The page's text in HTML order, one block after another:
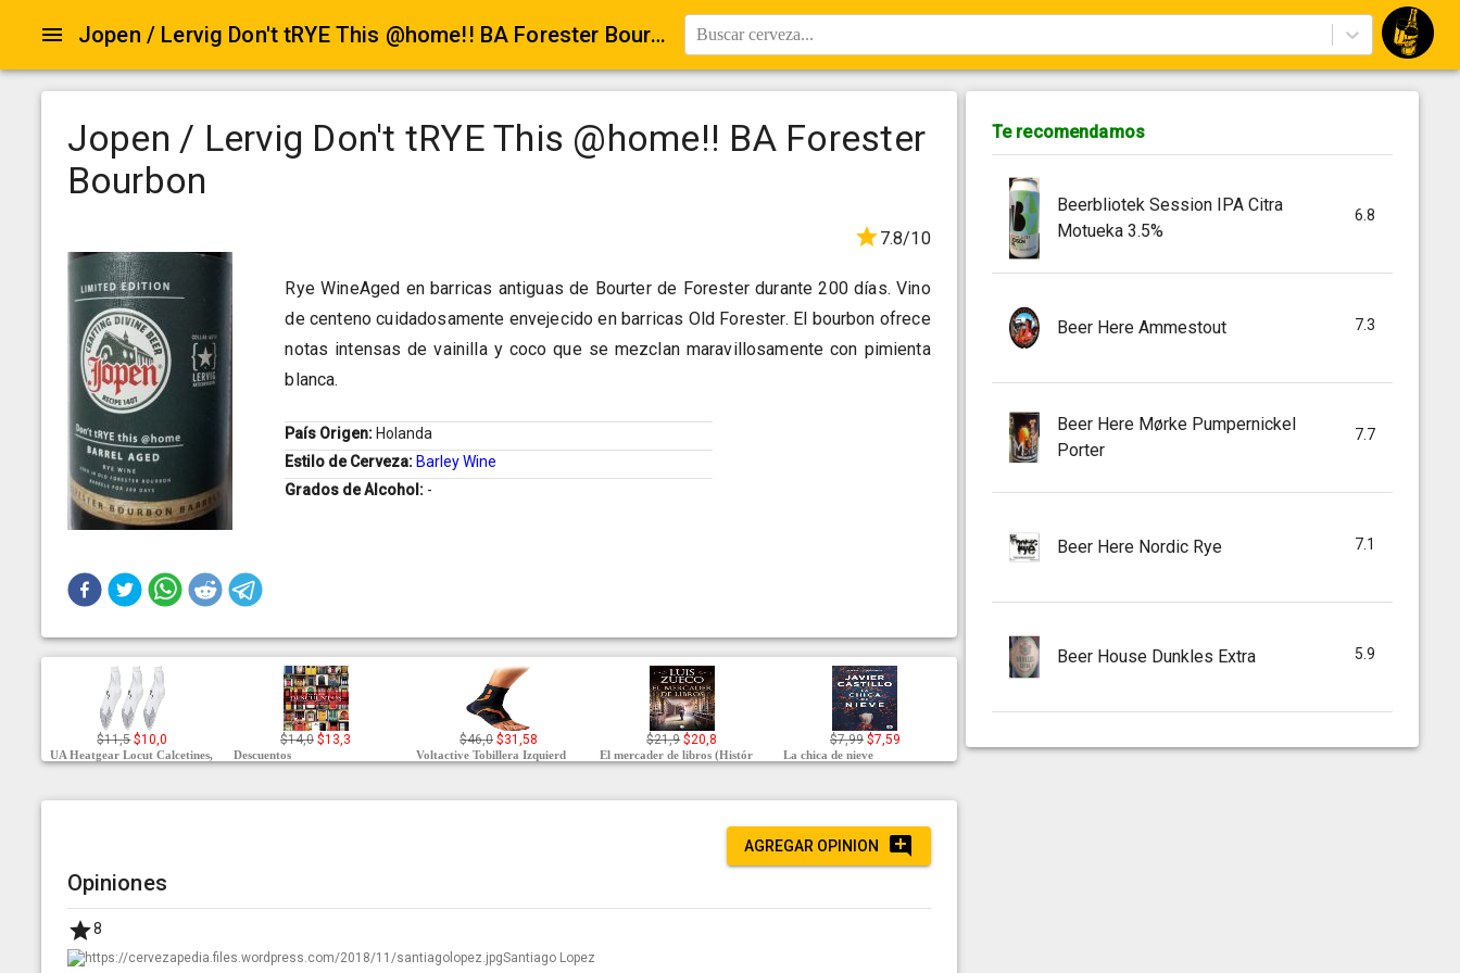
Jopen / Lervig Don't tRYE This @home!! BA Forester Bourbon Buscar cerveza...
Jopen / Lervig Don't tRYE This @home!! BA Forester
Bourbon
7.8/10
Rye WineAged en barricas antiguas de Bourter de Forester durante 200 días. Vino
de centeno cuidadosamente envejecido en barricas Old Forester. El bourbon ofrece
notas intensas de vainilla y coco que se mezclan maravillosamente con pimienta
blanca.
País Origen: Holanda
Estilo de Cerveza: Barley Wine
Grados de Alcohol: -
$11,5 $10,0
UA Heatgear Locut Calcetines,
$14,0 $13,3
Descuentos
$46,0 $31,58
Voltactive Tobillera Izquierd
$21,9 $20,8
El mercader de libros (Histór
$7,99 $7,59
La chica de nieve
AGREGAR OPINION
Opiniones
8
Santiago Lopez
Te recomendamos
Beerbliotek Session IPA Citra
Motueka 3.5%
6.8
Beer Here Ammestout 7.3
Beer Here Mørke Pumpernickel
Porter
7.7
Beer Here Nordic Rye 7.1
Beer House Dunkles Extra 5.9